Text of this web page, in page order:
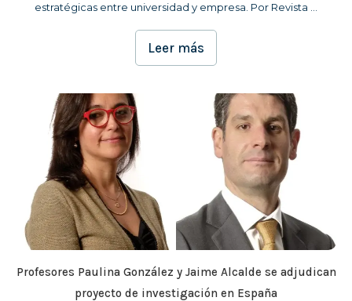
estratégicas entre universidad y empresa. Por Revista ...
Leer más
Profesores Paulina González y Jaime Alcalde se adjudican
proyecto de investigación en España